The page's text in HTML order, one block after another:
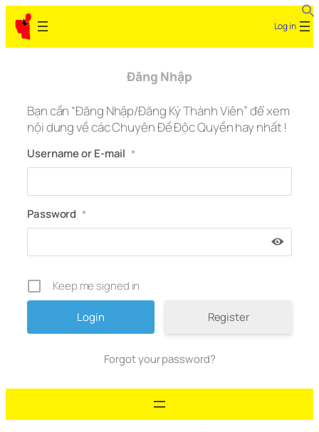
Skip
to
content
Log in
Đăng Nhập
Bạn cần “Đăng Nhập/Đăng Ký Thành Viên” để xem
nội dung về các Chuyên Đề Độc Quyền hay nhất !
Username or E-mail *
Password *
Keep me signed in
Register
Forgot your password?